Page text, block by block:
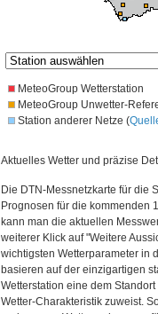
MeteoGroup Wetterstation
MeteoGroup Unwetter-
Station anderer Netze (
Aktuelles Wetter und präzise
Die DTN-Messnetzkarte für die
Prognosen für die kommenden
kann man die aktuellen
weiterer Klick auf "Weitere
wichtigsten Wetterparameter in
basieren auf der einzigartigen
Wetterstation eine dem
Wetter-Charakteristik zuweist.